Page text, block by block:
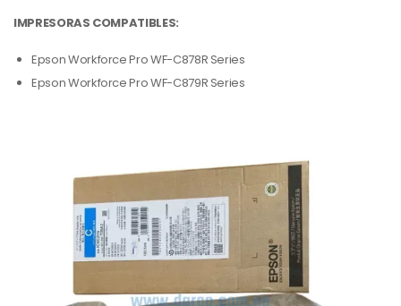
IMPRESORAS COMPATIBLES:
Epson Workforce Pro WF-C878R Series
Epson Workforce Pro WF-C879R Series